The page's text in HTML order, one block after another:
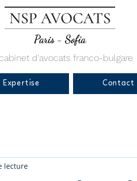
Paris - Sofia
d'avocats franco-bulgare
Expertise Contact
lecture